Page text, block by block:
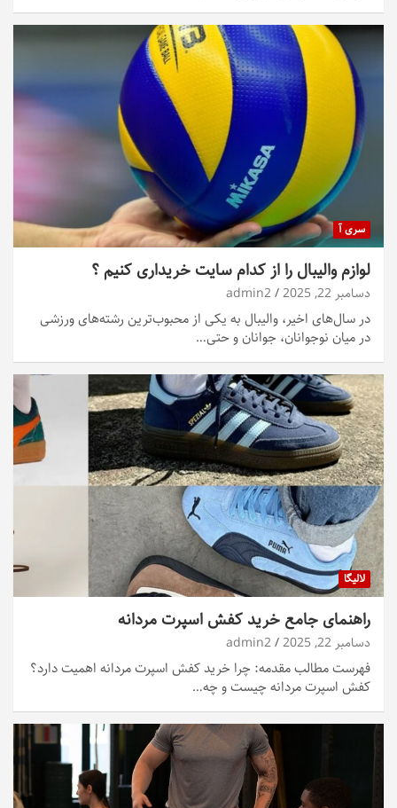
سری آ
لوازم والیبال را از کدام سایت خریداری کنیم ؟
دسامبر 22, 2025 admin2
در سال‌های اخیر، والیبال به یکی از محبوب‌ترین رشته‌های ورزشی
در میان نوجوانان، جوانان و حتی…
لالیگا
راهنمای جامع خرید کفش اسپرت مردانه
دسامبر 22, 2025 admin2
فهرست مطالب مقدمه: چرا خرید کفش اسپرت مردانه اهمیت دارد؟
کفش اسپرت مردانه چیست و چه…